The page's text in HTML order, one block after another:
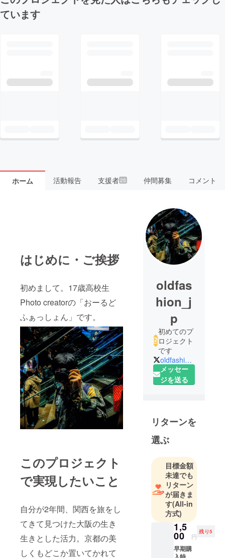
ています
ホーム 活動報告 支援者25 仲間募集 コメント
はじめに・ご挨拶
初めまして。17歳高校生
Photo creatorの「おーるど
ふぁっしょん」です。
このプロジェクト
で実現したいこと
自分が2年間、関西を旅をし
てきて見つけた大阪の生き
生きとした活力。京都の美
しくもどこか置いてかれて
oldfas
hion_j
p
初めてのプ
ロジェクト
です
oldfashion_jp
メッセー
ジを送る
リターンを
選ぶ
目標金額
未達でも
リターン
が届きま
す(All-in
方式)
1,5
00 円
残り5
早期購